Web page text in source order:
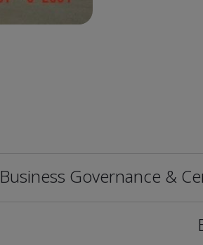
Business Governance &